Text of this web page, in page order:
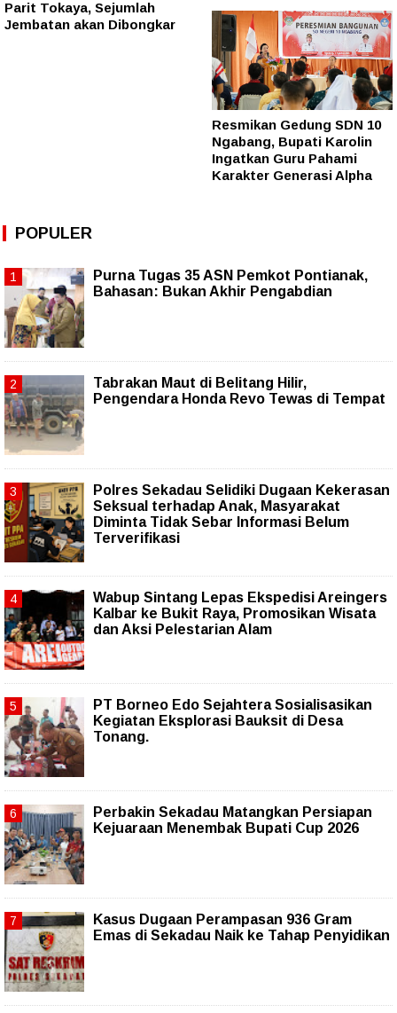
Parit Tokaya, Sejumlah
Jembatan akan Dibongkar
Resmikan Gedung SDN 10
Ngabang, Bupati Karolin
Ingatkan Guru Pahami
Karakter Generasi Alpha
POPULER
Purna Tugas 35 ASN Pemkot Pontianak,
Bahasan: Bukan Akhir Pengabdian
Tabrakan Maut di Belitang Hilir,
Pengendara Honda Revo Tewas di Tempat
Polres Sekadau Selidiki Dugaan Kekerasan
Seksual terhadap Anak, Masyarakat
Diminta Tidak Sebar Informasi Belum
Terverifikasi
Wabup Sintang Lepas Ekspedisi Areingers
Kalbar ke Bukit Raya, Promosikan Wisata
dan Aksi Pelestarian Alam
PT Borneo Edo Sejahtera Sosialisasikan
Kegiatan Eksplorasi Bauksit di Desa
Tonang.
Perbakin Sekadau Matangkan Persiapan
Kejuaraan Menembak Bupati Cup 2026
Kasus Dugaan Perampasan 936 Gram
Emas di Sekadau Naik ke Tahap Penyidikan